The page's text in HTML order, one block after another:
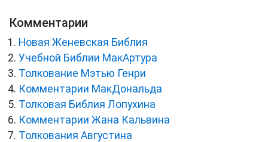
Комментарии
Новая Женевская Библия
Учебной Библии МакАртура
Толкование Мэтью Генри
Комментарии МакДональда
Толковая Библия Лопухина
Комментарии Жана Кальвина
Толкования Августина